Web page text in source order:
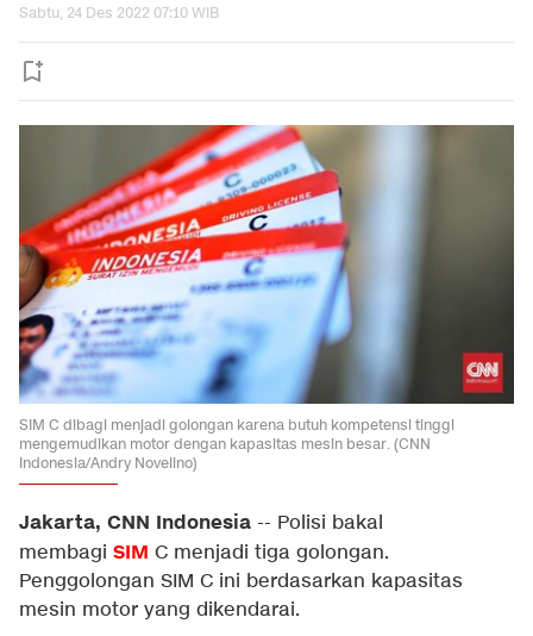
Sabtu, 24 Des 2022 07:10 WIB
SIM C dibagi menjadi golongan karena butuh kompetensi tinggi
mengemudikan motor dengan kapasitas mesin besar. (CNN
Indonesia/Andry Novelino)
Jakarta, CNN Indonesia -- Polisi bakal
membagi SIM C menjadi tiga golongan.
Penggolongan SIM C ini berdasarkan kapasitas
mesin motor yang dikendarai.